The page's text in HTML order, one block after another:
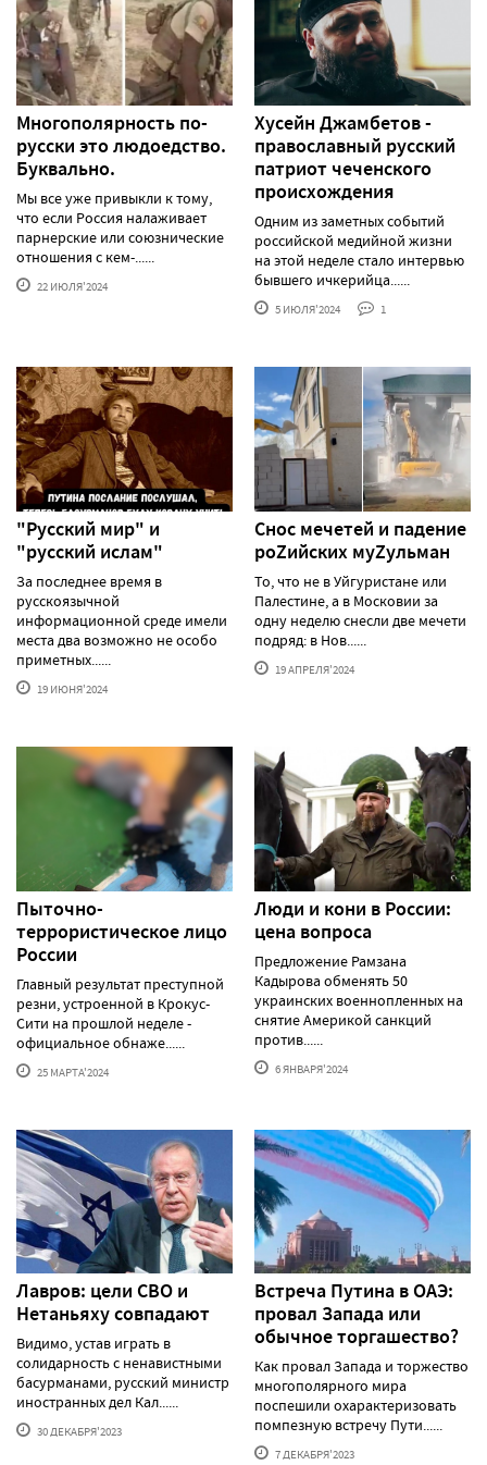
Многополярность по-
русски это людоедство.
Буквально.
Мы все уже привыкли к тому,
что если Россия налаживает
парнерские или союзнические
отношения с кем-......
22 ИЮЛЯ'2024
Хусейн Джамбетов -
православный русский
патриот чеченского
происхождения
Одним из заметных событий
российской медийной жизни
на этой неделе стало интервью
бывшего ичкерийца......
5 ИЮЛЯ'2024 1
"Русский мир" и
"русский ислам"
За последнее время в
русскоязычной
информационной среде имели
места два возможно не особо
приметных......
19 ИЮНЯ'2024
Снос мечетей и падение
роZийских муZульман
То, что не в Уйгуристане или
Палестине, а в Московии за
одну неделю снесли две мечети
подряд: в Нов......
19 АПРЕЛЯ'2024
Пыточно-
террористическое лицо
России
Главный результат преступной
резни, устроенной в Крокус-
Сити на прошлой неделе -
официальное обнаже......
25 МАРТА'2024
Люди и кони в России:
цена вопроса
Предложение Рамзана
Кадырова обменять 50
украинских военнопленных на
снятие Америкой санкций
против......
6 ЯНВАРЯ'2024
Лавров: цели СВО и
Нетаньяху совпадают
Видимо, устав играть в
солидарность с ненавистными
басурманами, русский министр
иностранных дел Кал......
30 ДЕКАБРЯ'2023
Встреча Путина в ОАЭ:
провал Запада или
обычное торгашество?
Как провал Запада и торжество
многополярного мира
поспешили охарактеризовать
помпезную встречу Пути......
7 ДЕКАБРЯ'2023